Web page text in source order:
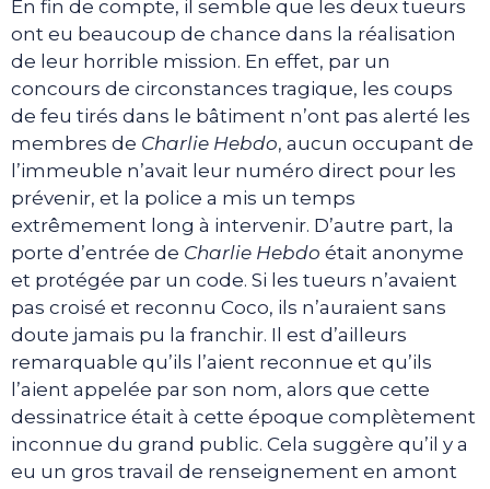
En fin de compte, il semble que les deux tueurs
ont eu beaucoup de chance dans la réalisation
de leur horrible mission. En effet, par un
concours de circonstances tragique, les coups
de feu tirés dans le bâtiment n’ont pas alerté les
membres de Charlie Hebdo, aucun occupant de
l’immeuble n’avait leur numéro direct pour les
prévenir, et la police a mis un temps
extrêmement long à intervenir. D’autre part, la
porte d’entrée de Charlie Hebdo était anonyme
et protégée par un code. Si les tueurs n’avaient
pas croisé et reconnu Coco, ils n’auraient sans
doute jamais pu la franchir. Il est d’ailleurs
remarquable qu’ils l’aient reconnue et qu’ils
l’aient appelée par son nom, alors que cette
dessinatrice était à cette époque complètement
inconnue du grand public. Cela suggère qu’il y a
eu un gros travail de renseignement en amont